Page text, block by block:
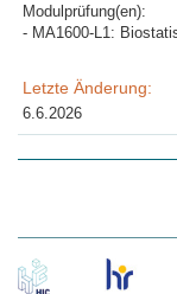
Modulprüfung(en):
- MA1600-L1:
Letzte Änderung:
6.6.2026